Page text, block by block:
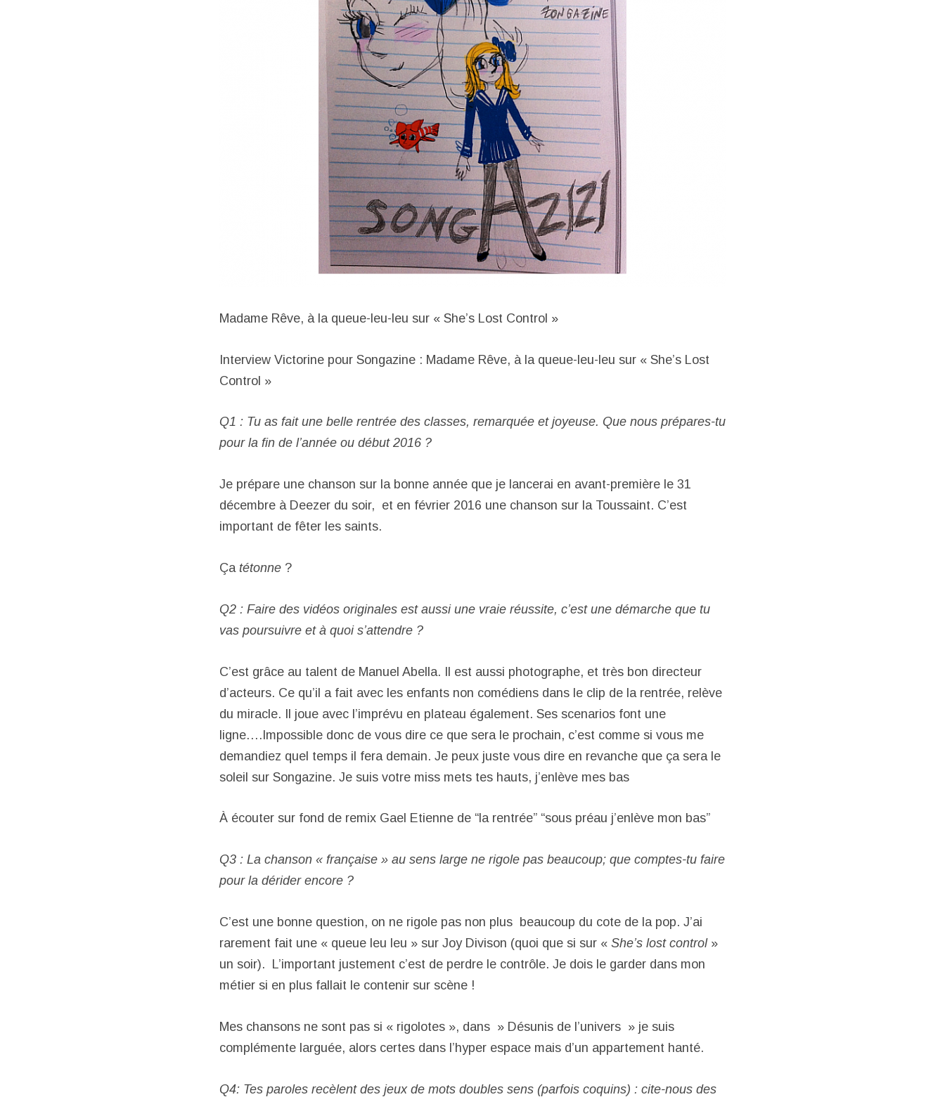
Madame Rêve, à la queue-leu-leu sur « She’s Lost Control »
Interview Victorine pour Songazine : Madame Rêve, à la queue-leu-leu sur « She’s Lost
Control »
Q1 : Tu as fait une belle rentrée des classes, remarquée et joyeuse. Que nous prépares-tu
pour la fin de l’année ou début 2016 ?
Je prépare une chanson sur la bonne année que je lancerai en avant-première le 31
décembre à Deezer du soir, et en février 2016 une chanson sur la Toussaint. C’est
important de fêter les saints.
Ça tétonne ?
Q2 : Faire des vidéos originales est aussi une vraie réussite, c’est une démarche que tu
vas poursuivre et à quoi s’attendre ?
C’est grâce au talent de Manuel Abella. Il est aussi photographe, et très bon directeur
d’acteurs. Ce qu’il a fait avec les enfants non comédiens dans le clip de la rentrée, relève
du miracle. Il joue avec l’imprévu en plateau également. Ses scenarios font une
ligne….Impossible donc de vous dire ce que sera le prochain, c’est comme si vous me
demandiez quel temps il fera demain. Je peux juste vous dire en revanche que ça sera le
soleil sur Songazine. Je suis votre miss mets tes hauts, j’enlève mes bas
À écouter sur fond de remix Gael Etienne de “la rentrée” “sous préau j’enlève mon bas”
Q3 : La chanson « française » au sens large ne rigole pas beaucoup; que comptes-tu faire
pour la dérider encore ?
C’est une bonne question, on ne rigole pas non plus beaucoup du cote de la pop. J’ai
rarement fait une « queue leu leu » sur Joy Divison (quoi que si sur « She’s lost control»
un soir). L’important justement c’est de perdre le contrôle. Je dois le garder dans mon
métier si en plus fallait le contenir sur scène !
Mes chansons ne sont pas si « rigolotes », dans » Désunis de l’univers » je suis
complémente larguée, alors certes dans l’hyper espace mais d’un appartement hanté.
Q4: Tes paroles recèlent des jeux de mots doubles sens (parfois coquins) : cite-nous des